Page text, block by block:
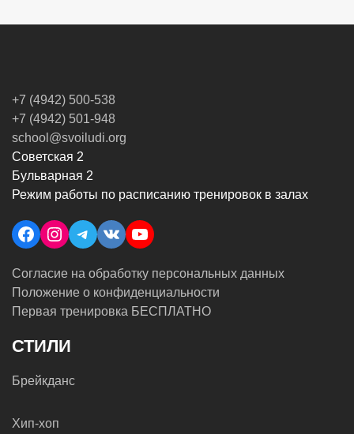
+7 (4942) 500-538
+7 (4942) 501-948
school@svoiludi.org
Советская 2
Бульварная 2
Режим работы по расписанию тренировок в залах
Facebook
Instagram
Telegram
VK YouTube
Согласие на обработку персональных данных
Положение о конфиденциальности
Первая тренировка БЕСПЛАТНО
СТИЛИ
Брейкданс
Хип-хоп